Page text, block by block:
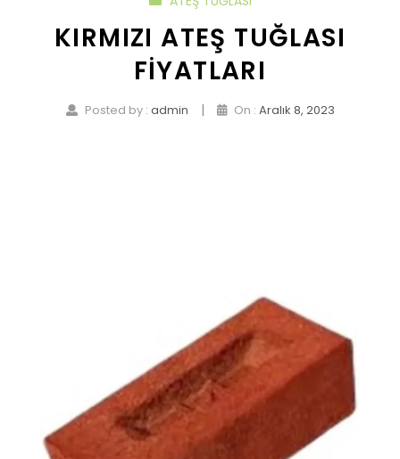
KIRMIZI ATEŞ TUĞLASI
FIYATLARI
Posted by : admin | On : Aralık 8, 2023